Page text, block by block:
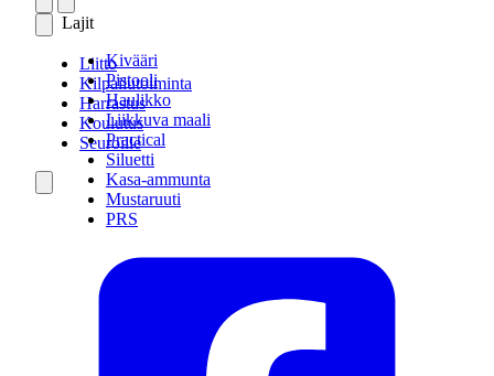
Lajit
Kivääri
Pistooli
Haulikko
Liikkuva maali
Practical
Siluetti
Kasa-ammunta
Mustaruuti
PRS
Liitto
Kilpailutoiminta
Harrastus
Koulutus
Seuroille